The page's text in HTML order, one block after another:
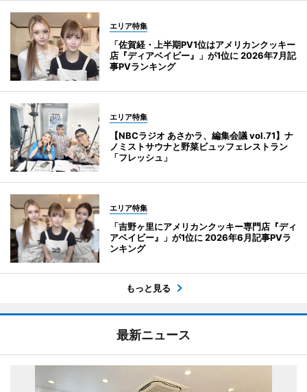
エリア特集
「佐賀経・上半期PV1位はアメリカンクッキー
店『ディアベイビー』」が1位に 2026年7月記
事PVランキング
エリア特集
【NBCラジオ あさかラ、編集会議 vol.71】ナ
ノミストサウナと野菜ビュッフェレストラン
「フレッシュ」
エリア特集
「吉野ヶ里にアメリカンクッキー専門店『ディ
アベイビー』」が1位に 2026年6月記事PVラ
ンキング
もっと見る
最新ニュース